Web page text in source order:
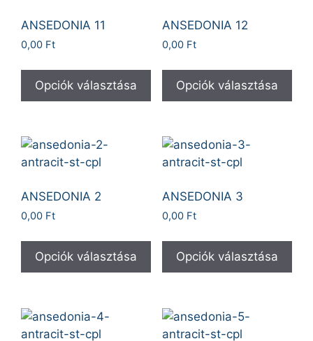
ANSEDONIA 11
0,00 Ft
Opciók választása
ANSEDONIA 12
0,00 Ft
Opciók választása
ANSEDONIA 2
0,00 Ft
Opciók választása
ANSEDONIA 3
0,00 Ft
Opciók választása